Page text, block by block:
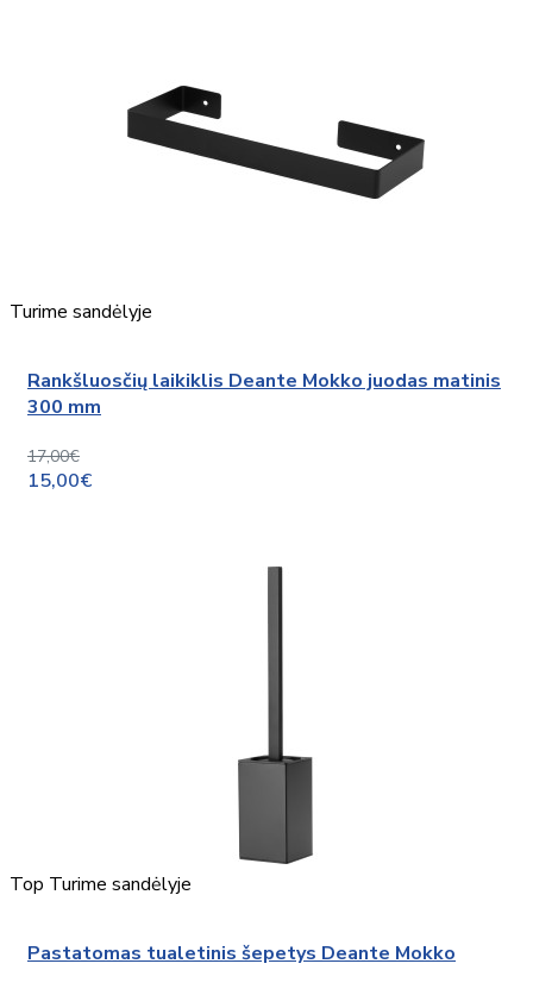
Turime sandėlyje
Rankšluosčių laikiklis Deante Mokko juodas matinis
300 mm
17,00€
15,00€
Top Turime sandėlyje
Pastatomas tualetinis šepetys Deante Mokko